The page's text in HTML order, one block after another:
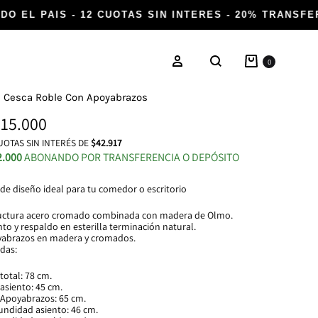
Ingresar
Buscar
Carrito
0
Cesca Roble Con Apoyabrazos
SIN INTERÉS DE$42.917
ABONANDO POR TRANSFERENCIA O DEPÓSITO
diseño ideal para tu comedor o escritorio
acero cromado combinada con madera de Olmo.
y respaldo en esterilla terminación natural.
en madera y cromados.
78 cm.
45 cm.
65 cm.
asiento: 46 cm.
EL PAIS - 12 CUOTAS SIN INTERES - 20%